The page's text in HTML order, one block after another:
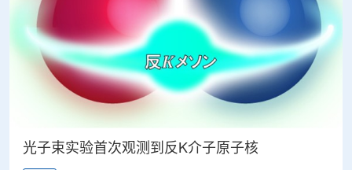
光子束实验首次观测到反K介子原子核